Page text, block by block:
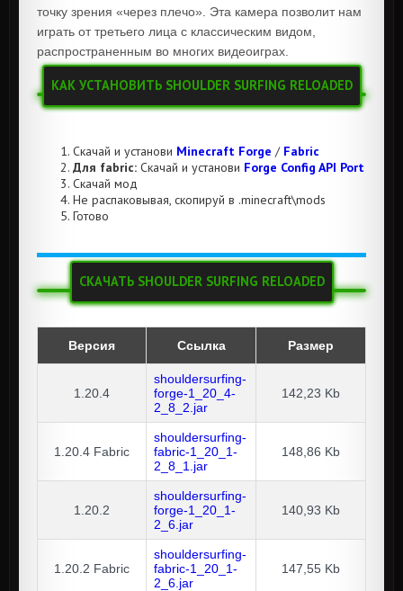
точку зрения «через плечо». Эта камера позволит нам
играть от третьего лица с классическим видом,
распространенным во многих видеоиграх.
КАК УСТАНОВИТЬ SHOULDER SURFING RELOADED
Скачай и установи Minecraft Forge / Fabric
Для fabric: Скачай и установи Forge Config API Port
Скачай мод
Не распаковывая, скопируй в .minecraft\mods
Готово
СКАЧАТЬ SHOULDER SURFING RELOADED
Версия Ссылка Размер
1.20.4
shouldersurfing-
forge-1_20_4-
2_8_2.jar
142,23 Kb
1.20.4 Fabric
shouldersurfing-
fabric-1_20_1-
2_8_1.jar
148,86 Kb
1.20.2
shouldersurfing-
forge-1_20_1-
2_6.jar
140,93 Kb
1.20.2 Fabric
shouldersurfing-
fabric-1_20_1-
2_6.jar
147,55 Kb